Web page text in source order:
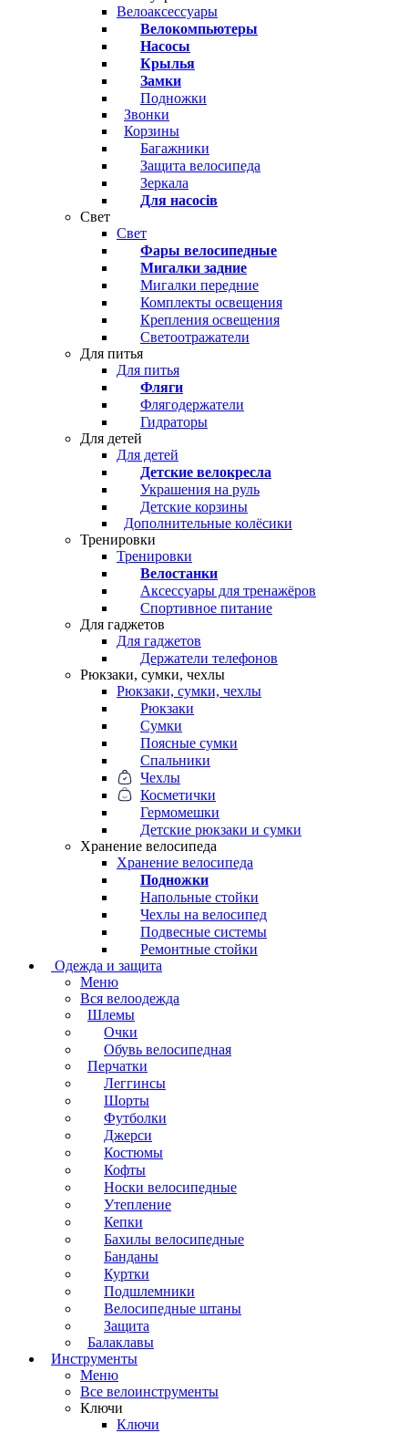
Велоаксессуары
Велокомпьютеры
Насосы
Крылья
Замки
Подножки
Звонки
Корзины
Багажники
Защита велосипеда
Зеркала
Для насосів
Свет
Свет
Фары велосипедные
Мигалки задние
Мигалки передние
Комплекты освещения
Крепления освещения
Светоотражатели
Для питья
Для питья
Фляги
Флягодержатели
Гидраторы
Для детей
Для детей
Детские велокресла
Украшения на руль
Детские корзины
Дополнительные колёсики
Тренировки
Тренировки
Велостанки
Аксессуары для тренажёров
Спортивное питание
Для гаджетов
Для гаджетов
Держатели телефонов
Рюкзаки, сумки, чехлы
Рюкзаки, сумки, чехлы
Рюкзаки
Сумки
Поясные сумки
Спальники
Чехлы
Косметички
Гермомешки
Детские рюкзаки и сумки
Хранение велосипеда
Хранение велосипеда
Подножки
Напольные стойки
Чехлы на велосипед
Подвесные системы
Ремонтные стойки
Одежда и защита
Меню
Вся велоодежда
Шлемы
Очки
Обувь велосипедная
Перчатки
Леггинсы
Шорты
Футболки
Джерси
Костюмы
Кофты
Носки велосипедные
Утепление
Кепки
Бахилы велосипедные
Банданы
Куртки
Подшлемники
Велосипедные штаны
Защита
Балаклавы
Инструменты
Меню
Все велоинструменты
Ключи
Ключи